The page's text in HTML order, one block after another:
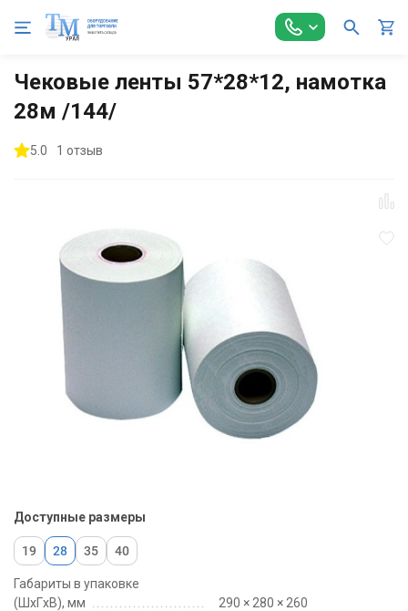
Главная Кассовое оборудование Чековая лента
Чековые ленты 57*28*12, намотка
28м /144/
5.0 1 отзыв
Габариты в упаковке
(ШxГxВ), мм
290 × 280 × 260
Доступные размеры
19 28 35 40